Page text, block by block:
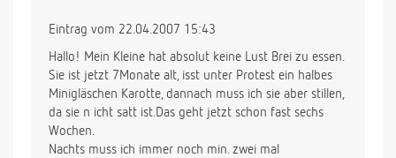
Eintrag vom 22.04.2007 15:43
Hallo! Mein Kleine hat absolut keine Lust Brei zu essen.
Sie ist jetzt 7Monate alt, isst unter Protest ein halbes
Minigläschen Karotte, dannach muss ich sie aber stillen,
da sie n icht satt ist.Das geht jetzt schon fast sechs
Wochen.
Nachts muss ich immer noch min. zwei mal